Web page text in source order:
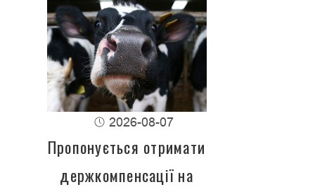
2026-08-07
Пропонується отримати
держкомпенсації на